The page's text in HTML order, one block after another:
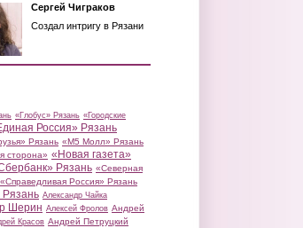
Сергей Чиграков
Создал интригу в Рязани
«Глобус» Рязань «Городские
Россия» Рязань
Рязань «М5 Молл» Рязань
сторона» «Новая газета»
Рязань «Северная
«Справедливая Россия» Рязань
Рязань Александр Чайка
Шерин Алексей Фролов Андрей
Красов Андрей Петруцкий